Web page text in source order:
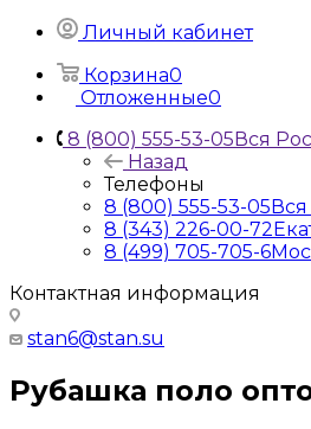
Личный кабинет
Корзина0
Отложенные0
8 (800) 555-53-05Вся
Назад
Телефоны
8 (800) 555-53-05
8 (343) 226-00-72
8 (499) 705-705-6
Контактная информация
stan6@stan.su
Рубашка поло